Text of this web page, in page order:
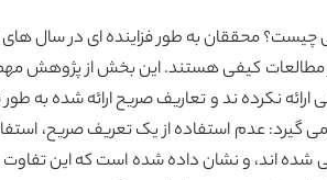
محققان به طور فزاینده ای در سال های
مطالعات کیفی هستند. این بخش از پژوهش
نکرده ند و تعاریف صریح ارائه شده به
می گیرد: عدم استفاده از یک تعریف صریح،
شده اند، و نشان داده شده است که این